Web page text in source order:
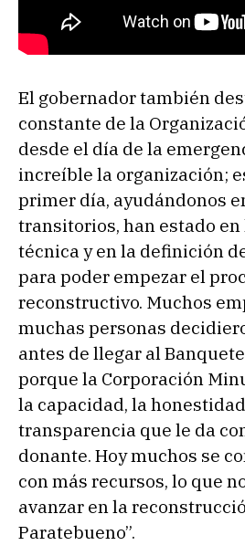
El gobernador también
constante de la
desde el día de la
increíble la organización;
primer día, ayudándonos
transitorios, han estado en
técnica y en la definición
para poder empezar el
reconstructivo. Muchos
muchas personas
antes de llegar al
porque la Corporación
la capacidad, la
transparencia que le da
donante. Hoy muchos se
con más recursos, lo que
avanzar en la
Paratebueno”.